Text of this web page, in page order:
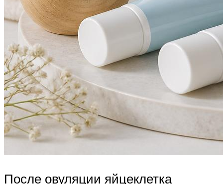
После овуляции яйцеклетка